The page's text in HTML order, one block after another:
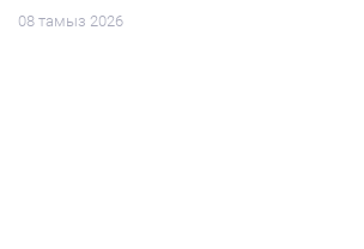
08 тамыз 2026